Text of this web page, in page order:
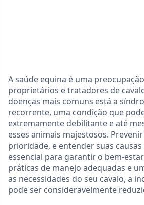
A saúde equina é uma
proprietários e tratadores de
doenças mais comuns está a
recorrente, uma condição que
extremamente debilitante e até
esses animais majestosos.
prioridade, e entender suas
essencial para garantir o bem-
práticas de manejo adequadas e
as necessidades do seu cavalo, a
pode ser consideravelmente